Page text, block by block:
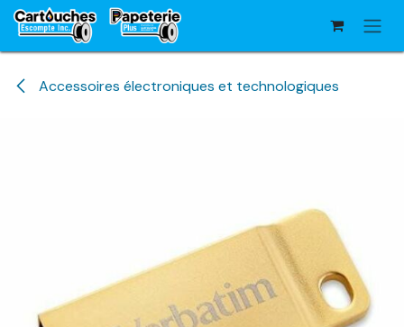
Se rendre au contenu
Accessoires électroniques et technologiques